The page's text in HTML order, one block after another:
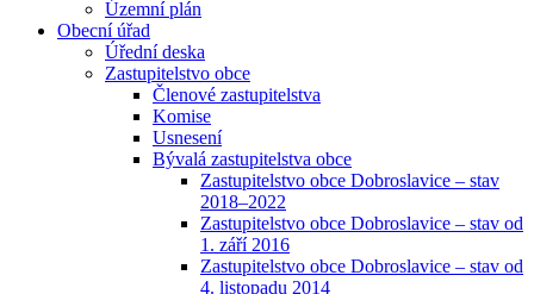
Územní plán
Obecní úřad
Úřední deska
Zastupitelstvo obce
Členové zastupitelstva
Komise
Usnesení
Bývalá zastupitelstva obce
Zastupitelstvo obce Dobroslavice – stav
2018–2022
Zastupitelstvo obce Dobroslavice – stav od
1. září 2016
Zastupitelstvo obce Dobroslavice – stav od
4. listopadu 2014